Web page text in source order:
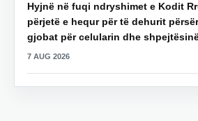
Hyjnë në fuqi ndryshimet e Kodit
përjetë e hequr për të dehurit
gjobat për celularin dhe
7 AUG 2026